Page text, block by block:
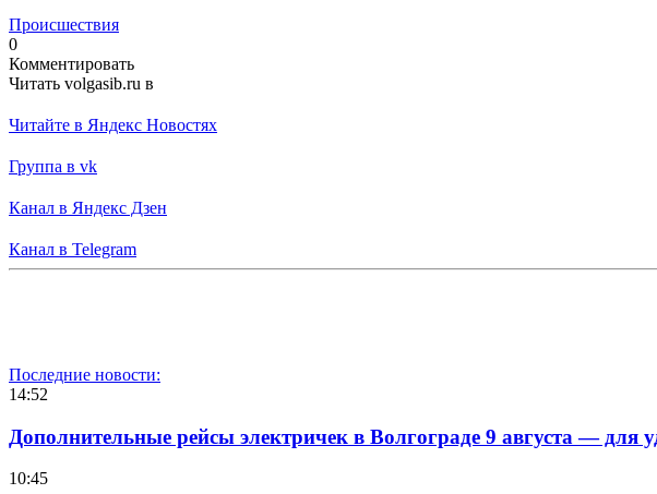
Происшествия
0
Комментировать
Читать volgasib.ru в
Читайте в Яндекс Новостях
Группа в vk
Канал в Яндекс Дзен
Канал в Telegram
Последние новости:
14:52
Дополнительные рейсы электричек в Волгограде 9 августа — для
10:45